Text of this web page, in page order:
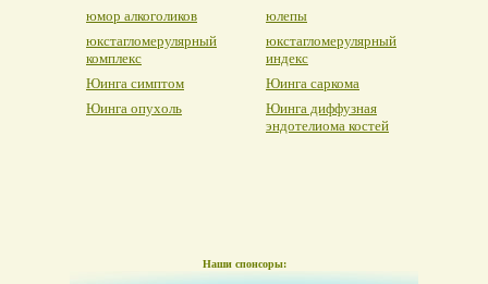
юмор алкоголиков
юлепы
юкстагломерулярный
комплекс
юкстагломерулярный
индекс
Юинга симптом
Юинга саркома
Юинга опухоль
Юинга диффузная
эндотелиома костей
Наши спонсоры: